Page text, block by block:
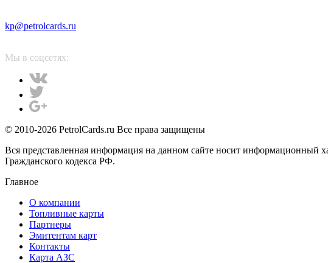
kp@petrolcards.ru
Мы в соцсетях:
© 2010-2026 PetrolCards.ru Все права защищены
Вся представленная информация на данном сайте носит информационный
Гражданского кодекса РФ.
Главное
О компании
Топливные карты
Партнеры
Эмитентам карт
Контакты
Карта АЗС